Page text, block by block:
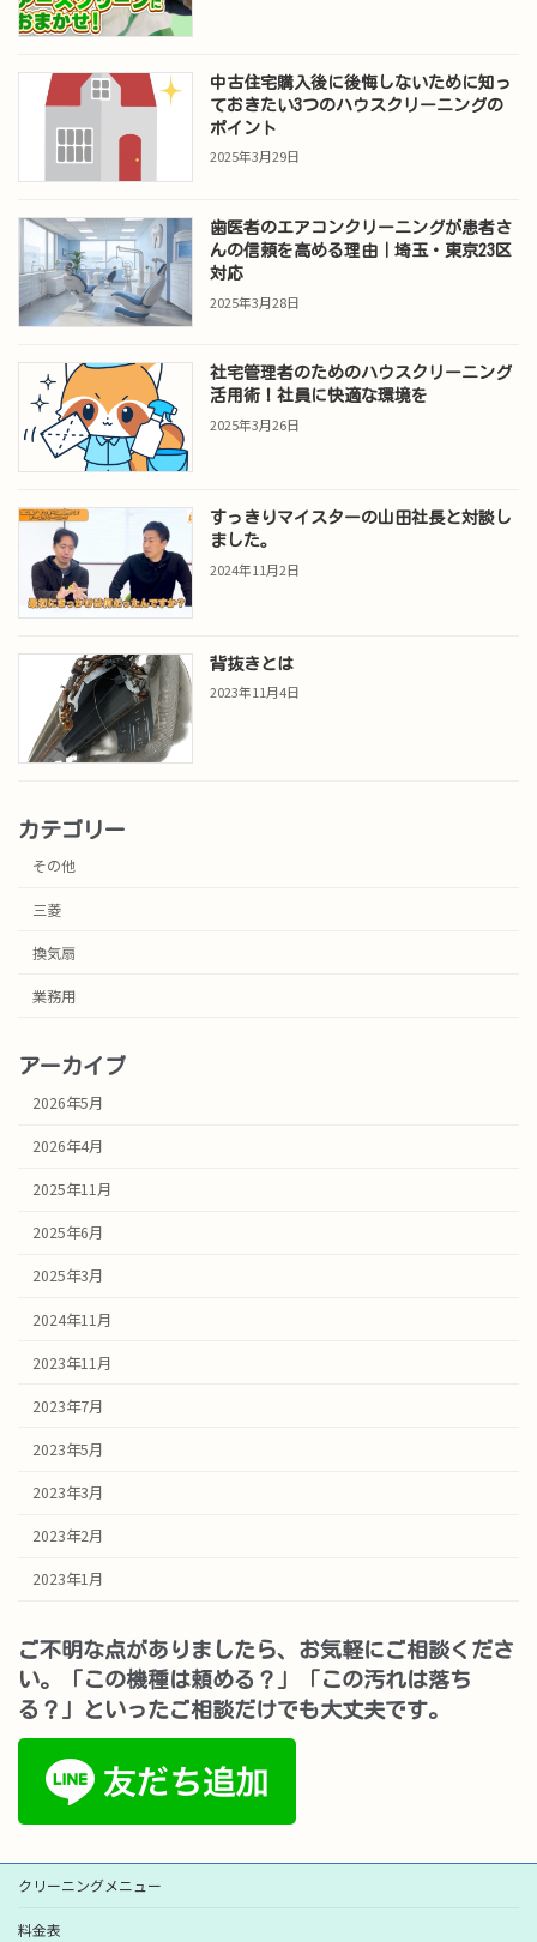
中古住宅購入後に後悔しないために知っ
ておきたい3つのハウスクリーニングの
ポイント
2025年3月29日
歯医者のエアコンクリーニングが患者さ
んの信頼を高める理由｜埼玉・東京23区
対応
2025年3月28日
社宅管理者のためのハウスクリーニング
活用術！社員に快適な環境を
2025年3月26日
すっきりマイスターの山田社長と対談し
ました。
2024年11月2日
背抜きとは
2023年11月4日
カテゴリー
その他
三菱
換気扇
業務用
アーカイブ
2026年5月
2026年4月
2025年11月
2025年6月
2025年3月
2024年11月
2023年11月
2023年7月
2023年5月
2023年3月
2023年2月
2023年1月
ご不明な点がありましたら、お気軽にご相談くださ
い。「この機種は頼める？」「この汚れは落ち
る？」といったご相談だけでも大丈夫です。
クリーニングメニュー
料金表